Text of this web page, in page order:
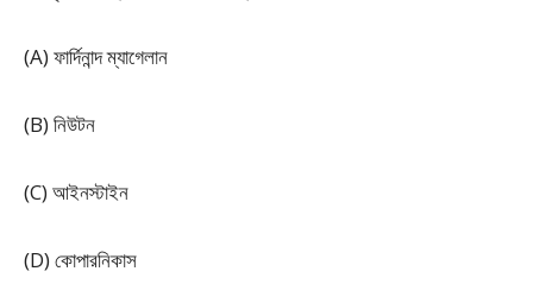
(A) ফার্দিনান্দ ম্যাগেলান
(B) নিউটন
(C) আইনস্টাইন
(D) কোপারনিকাস